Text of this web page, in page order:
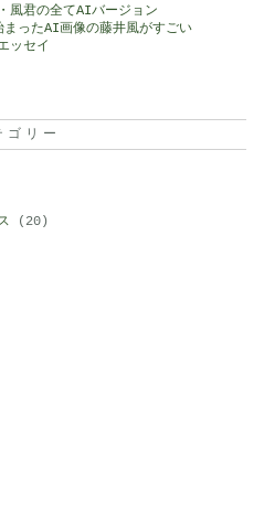
風君の全てAIバージョン
ったAI画像の藤井風がすごい
ッセイ
ゴリー
(20)